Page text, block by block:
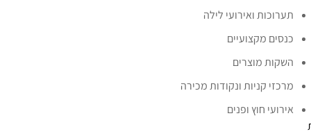
תערוכות ואירועי לילה
כנסים מקצועיים
השקות מוצרים
מרכזי קניות ונקודות מכירה
אירועי חוץ ופנים